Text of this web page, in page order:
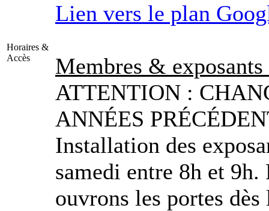
Horaires &
Accès
Lien vers le plan
Membres & exposants
ATTENTION :
ANNÉES
Installation des
samedi entre 8h et
ouvrons les portes